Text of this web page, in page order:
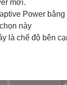
mới.
Power
này
là chế độ bên